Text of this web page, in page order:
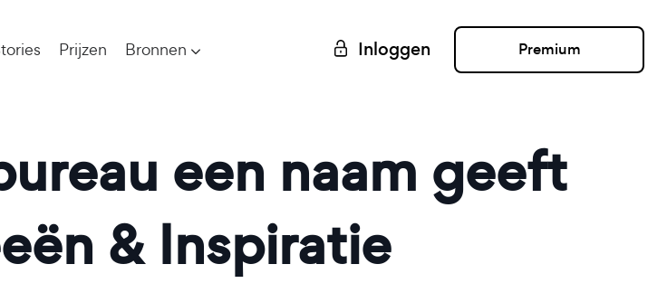
Prijzen Bronnen Inloggen Premium
een naam geeft
& Inspiratie